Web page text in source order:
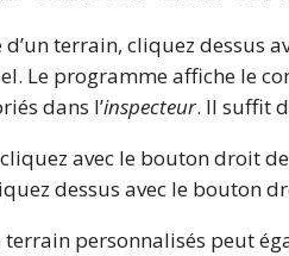
terrain, cliquez dessus
Le programme affiche le
dans l’inspecteur. Il suffit
avec le bouton droit
dessus avec le bouton
personnalisés peut